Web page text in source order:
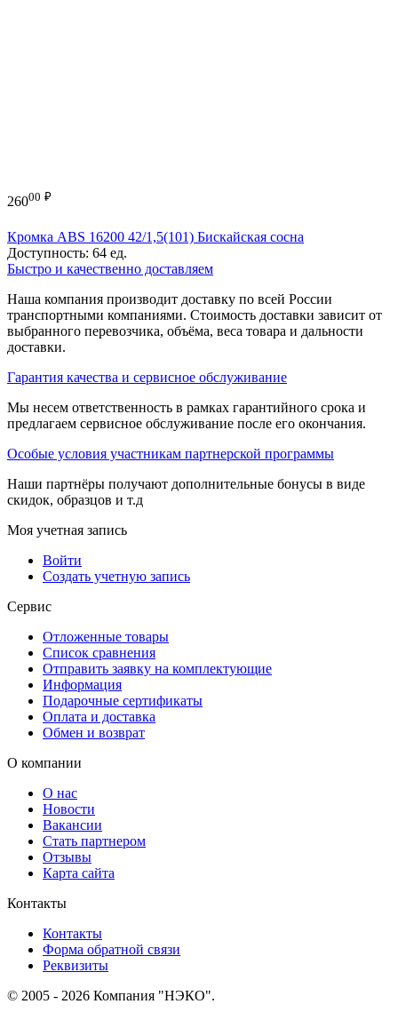
26000 ₽
Кромка ABS 16200 42/1,5(101) Бискайская сосна
Доступность: 64 ед.
Быстро и качественно доставляем
Наша компания производит доставку по всей России
транспортными компаниями. Стоимость доставки зависит от
выбранного перевозчика, объёма, веса товара и дальности
доставки.
Гарантия качества и сервисное обслуживание
Мы несем ответственность в рамках гарантийного срока и
предлагаем сервисное обслуживание после его окончания.
Особые условия участникам партнерской программы
Наши партнёры получают дополнительные бонусы в виде
скидок, образцов и т.д
Моя учетная запись
Войти
Создать учетную запись
Сервис
Отложенные товары
Список сравнения
Отправить заявку на комплектующие
Информация
Подарочные сертификаты
Оплата и доставка
Обмен и возврат
О компании
О нас
Новости
Вакансии
Стать партнером
Отзывы
Карта сайта
Контакты
Контакты
Форма обратной связи
Реквизиты
© 2005 - 2026 Компания "НЭКО".